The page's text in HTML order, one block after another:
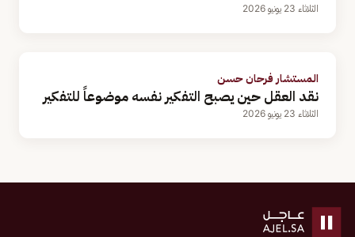
الثلاثاء 23 يونيو 2026
المستشار فرحان حسن
نقد العقل حين يصبح التفكير نفسه موضوعاً للتفكير
الثلاثاء 23 يونيو 2026